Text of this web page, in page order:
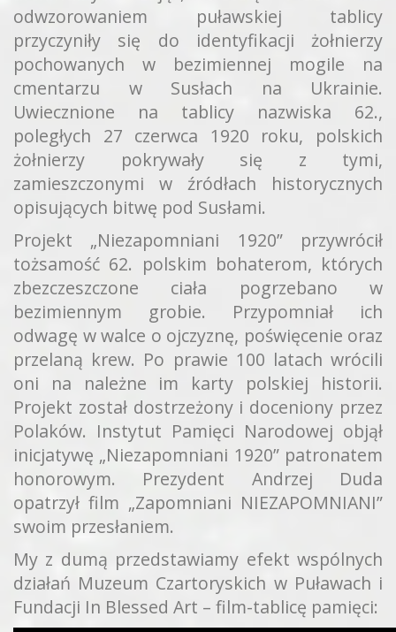
odwzorowaniem puławskiej tablicy
przyczyniły się do identyfikacji żołnierzy
pochowanych w bezimiennej mogile na
cmentarzu w Susłach na Ukrainie.
Uwiecznione na tablicy nazwiska 62.,
poległych 27 czerwca 1920 roku, polskich
żołnierzy pokrywały się z tymi,
zamieszczonymi w źródłach historycznych
opisujących bitwę pod Susłami.
Projekt „Niezapomniani 1920” przywrócił
tożsamość 62. polskim bohaterom, których
zbezczeszczone ciała pogrzebano w
bezimiennym grobie. Przypomniał ich
odwagę w walce o ojczyznę, poświęcenie oraz
przelaną krew. Po prawie 100 latach wrócili
oni na należne im karty polskiej historii.
Projekt został dostrzeżony i doceniony przez
Polaków. Instytut Pamięci Narodowej objął
inicjatywę „Niezapomniani 1920” patronatem
honorowym. Prezydent Andrzej Duda
opatrzył film „Zapomniani NIEZAPOMNIANI”
swoim przesłaniem.
My z dumą przedstawiamy efekt wspólnych
działań Muzeum Czartoryskich w Puławach i
Fundacji In Blessed Art – film-tablicę pamięci: